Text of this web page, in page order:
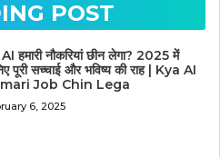
POST
AI हमारी नौकरियां छीन लेगा? 2025 में
पूरी सच्चाई और भविष्य की राह | Kya AI
Job Chin Lega
6, 2025